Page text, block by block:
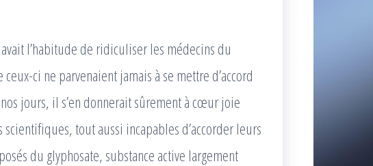
l’habitude de ridiculiser les médecins du
ci ne parvenaient jamais à se mettre d’accord
jours, il s’en donnerait sûrement à cœur joie
tout aussi incapables d’accorder leurs
du glyphosate, substance active largement